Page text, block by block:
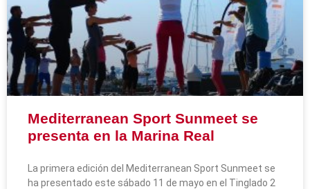
Mediterranean Sport Sunmeet se
presenta en la Marina Real
La primera edición del Mediterranean Sport Sunmeet se
ha presentado este sábado 11 de mayo en el Tinglado 2